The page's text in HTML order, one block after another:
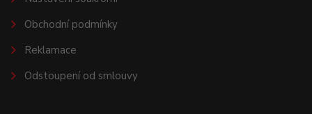
Obchodní podmínky
Reklamace
Odstoupení od smlouvy